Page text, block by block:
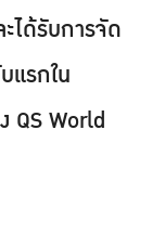
ได้รับการจัด
แรกใน
QS World